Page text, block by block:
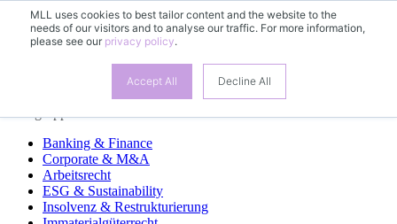
MLL uses cookies to best tailor content and the website to the
needs of our visitors and to analyse our traffic. For more information,
please see our privacy policy.
Accept All Decline All
FRES
Banking & Finance
Corporate & M&A
Arbeitsrecht
ESG & Sustainability
Insolvenz & Restrukturierung